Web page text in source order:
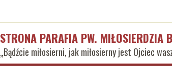
STRONA PARAFIA PW. MIŁOSIERDZIA
„Bądźcie miłosierni, jak miłosierny jest Ojciec